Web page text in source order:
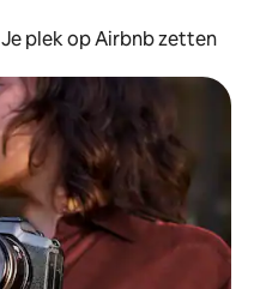
Je plek op Airbnb zetten